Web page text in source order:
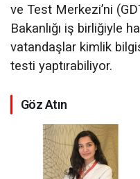
ve Test Merkezi’ni
Bakanlığı iş birliğiyle
vatandaşlar kimlik
testi yaptırabiliyor.
Göz Atın